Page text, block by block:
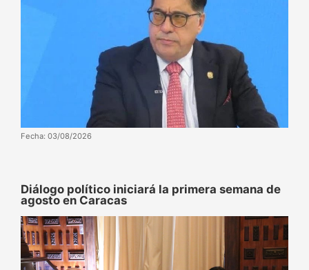
Fecha: 03/08/2026
Diálogo político iniciará la primera semana de
agosto en Caracas